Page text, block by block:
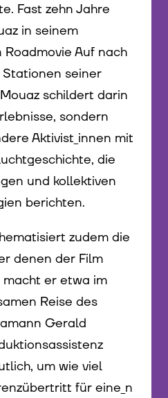
Fast zehn Jahre
in seinem
Auf nach
seiner
schildert darin
sondern
Aktivist_innen mit
die
und kollektiven
berichten.
zudem die
denen der Film
er etwa im
Reise des
Gerald
um wie viel
für eine_n